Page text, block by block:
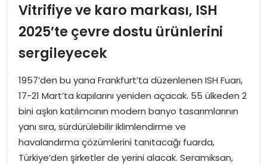
TEKNOLOJI
EĞITIM
SPOR
GÜNDEM
MAGAZIN
Vitrifiye ve karo markası, ISH
2025’te çevre dostu ürünlerini
sergileyecek
1957’den bu yana Frankfurt’ta düzenlenen ISH Fuarı,
17-21 Mart’ta kapılarını yeniden açacak. 55 ülkeden 2
bini aşkın katılımcının modern banyo tasarımlarının
yanı sıra, sürdürülebilir iklimlendirme ve
havalandırma çözümlerini tanıtacağı fuarda,
Türkiye’den şirketler de yerini alacak. Seramiksan,